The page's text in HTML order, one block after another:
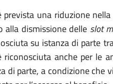
prevista una riduzione
alla dismissione delle slot
su istanza di parte
anche per le
di parte, a condizione che